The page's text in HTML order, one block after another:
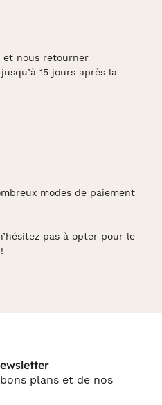
et nous retourner
15 jours après la
modes de paiement
pas à opter pour le
plans et de nos